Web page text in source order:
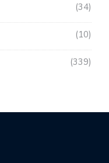
34
10
339